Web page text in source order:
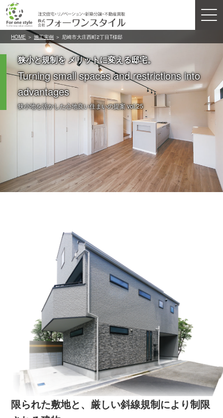
HOME ＞施工実例 ＞ 尼崎市大庄西町2丁目T様邸
狭小と規制を メリットに変える邸宅。
Turning small spaces and restrictions into
advantages
狭小地を活かした心地良い住まいの提案 vol.25
限られた敷地と、厳しい斜線規制により制限